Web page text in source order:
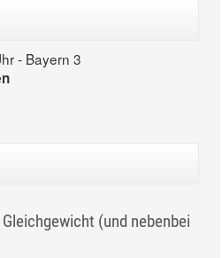
- Bayern 3
(und nebenbei